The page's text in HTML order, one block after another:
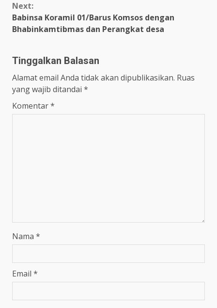
Next:
Babinsa Koramil 01/Barus Komsos dengan
Bhabinkamtibmas dan Perangkat desa
Tinggalkan Balasan
Alamat email Anda tidak akan dipublikasikan. Ruas
yang wajib ditandai *
Komentar*
Nama *
Email *